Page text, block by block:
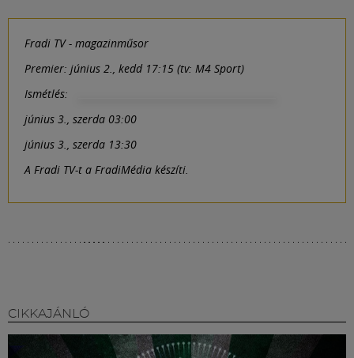
Fradi TV - magazinműsor
Premier: június 2., kedd 17:15 (tv: M4 Sport)
Ismétlés:
június 3., szerda 03:00
június 3., szerda 13:30
A Fradi TV-t a FradiMédia készíti.
CIKKAJÁNLÓ